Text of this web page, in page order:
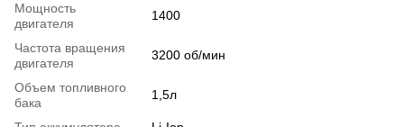
Мощность
двигателя
1400
Частота вращения
двигателя
3200 об/мин
Объем топливного
бака
1,5л